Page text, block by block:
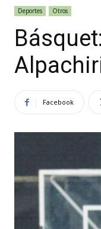
Deportes Otros
Facebook